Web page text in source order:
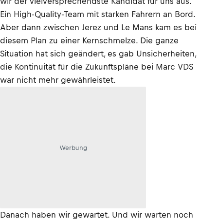
Ein High-Quality-Team mit starken Fahrern an Bord.
Aber dann zwischen Jerez und Le Mans kam es bei
diesem Plan zu einer Kernschmelze. Die ganze
Situation hat sich geändert, es gab Unsicherheiten,
die Kontinuität für die Zukunftspläne bei Marc VDS
war nicht mehr gewährleistet.
Werbung
Danach haben wir gewartet. Und wir warten noch